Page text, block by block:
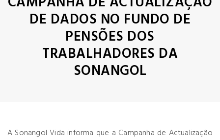
DE DADOS NO FUNDO DE
PENSÕES DOS
TRABALHADORES DA
SONANGOL
A Sonangol Vida informa que a Campanha de Actualização